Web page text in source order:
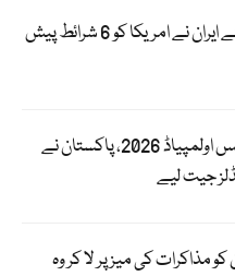
آبنائے ہرمز کھولنے کیلئے ایران نے امریکا کو 6 شرائط پیش
انٹرنیشنل نیوکلیئر سائنس اولمپیاڈ 2026، پاکستان نے
جیت لیے
کو مذاکرات کی میز پر لا کر وہ